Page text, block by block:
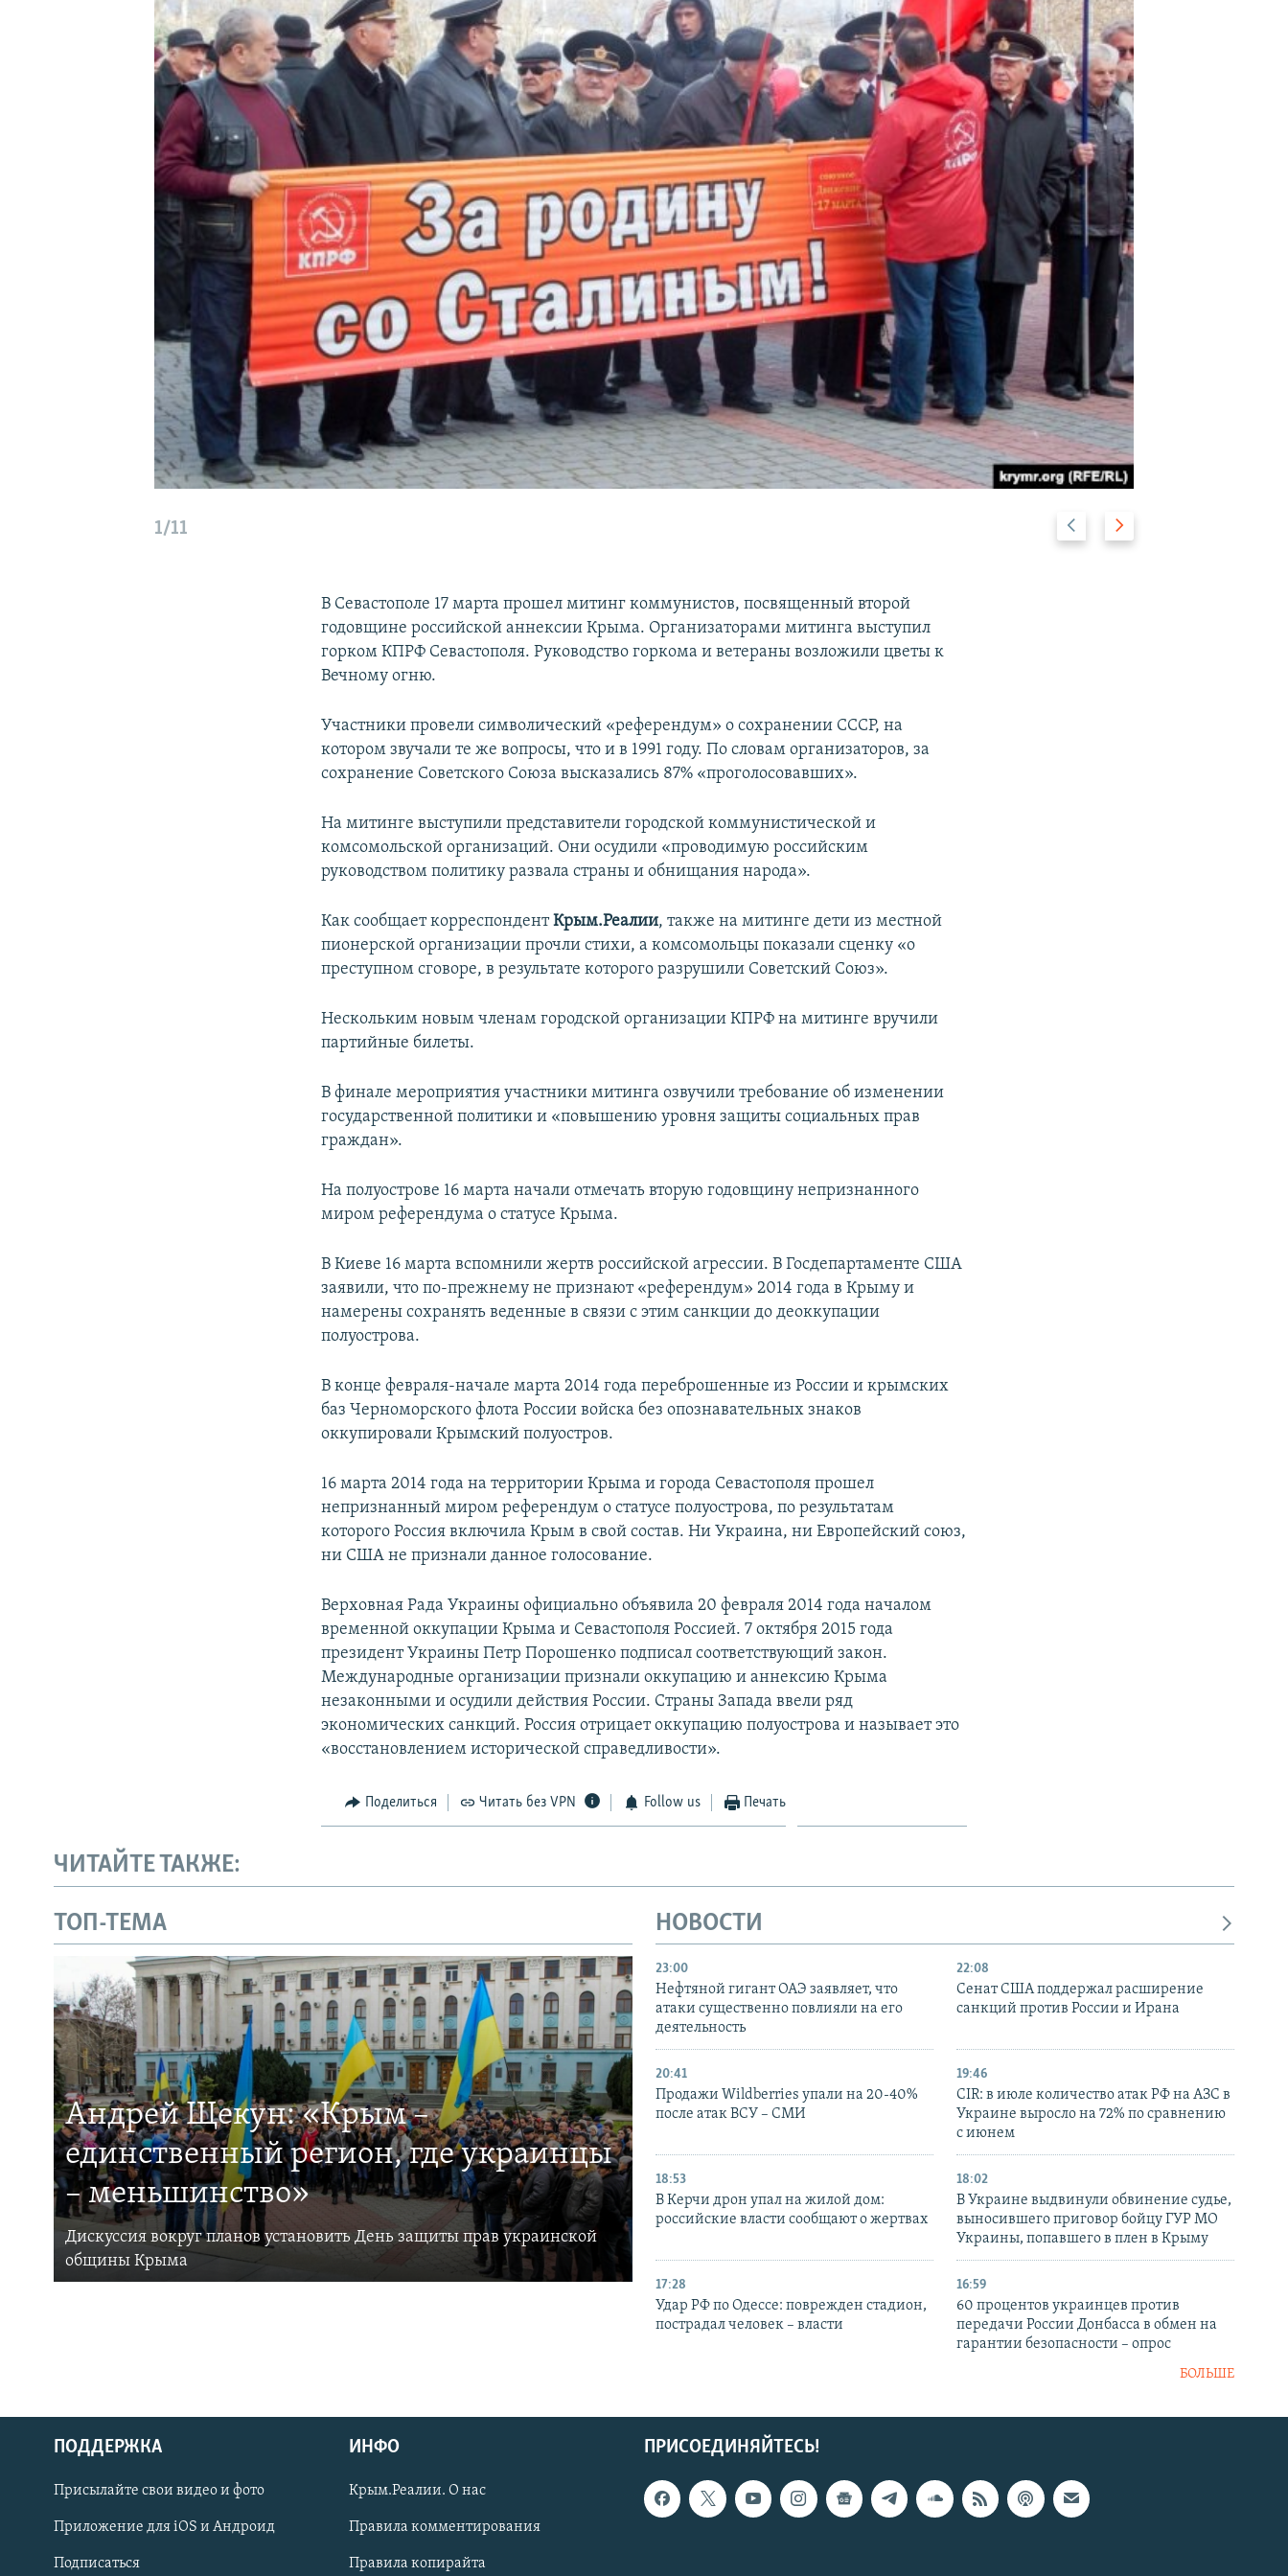
КРЫМ.НЕПОКОРЕННЫЙ
УКРАИНСКАЯ ПРОБЛЕМА КРЫМА
Українською
Qırımtatar
ПРИСОЕДИНЯЙТЕСЬ!
1/11
Предыдущий
слайд
Следующий
слайд
В Севастополе 17 марта прошел митинг коммунистов, посвященный второй
годовщине российской аннексии Крыма. Организаторами митинга выступил
горком КПРФ Севастополя. Руководство горкома и ветераны возложили цветы к
Вечному огню.
Участники провели символический «референдум» о сохранении СССР, на
котором звучали те же вопросы, что и в 1991 году. По словам организаторов, за
сохранение Советского Союза высказались 87% «проголосовавших».
На митинге выступили представители городской коммунистической и
комсомольской организаций. Они осудили «проводимую российским
руководством политику развала страны и обнищания народа».
Как сообщает корреспондентКрым.Реалии, также на митинге дети из местной
пионерской организации прочли стихи, а комсомольцы показали сценку «о
преступном сговоре, в результате которого разрушили Советский Союз».
Нескольким новым членам городской организации КПРФ на митинге вручили
партийные билеты.
В финале мероприятия участники митинга озвучили требование об изменении
государственной политики и «повышению уровня защиты социальных прав
граждан».
На полуострове 16 марта начали отмечать вторую годовщину непризнанного
миром референдума о статусе Крыма.
В Киеве 16 марта вспомнили жертв российской агрессии. В Госдепартаменте США
заявили, что по-прежнему не признают «референдум» 2014 года в Крыму и
намерены сохранять веденные в связи с этим санкции до деоккупации
полуострова.
В конце февраля-начале марта 2014 года переброшенные из России и крымских
баз Черноморского флота России войска без опознавательных знаков
оккупировали Крымский полуостров.
16 марта 2014 года на территории Крыма и города Севастополя прошел
непризнанный миром референдум о статусе полуострова, по результатам
которого Россия включила Крым в свой состав. Ни Украина, ни Европейский союз,
ни США не признали данное голосование.
Верховная Рада Украины официально объявила 20 февраля 2014 года началом
временной оккупации Крыма и Севастополя Россией. 7 октября 2015 года
президент Украины Петр Порошенко подписал соответствующий закон.
Международные организации признали оккупацию и аннексию Крыма
незаконными и осудили действия России. Страны Запада ввели ряд
экономических санкций. Россия отрицает оккупацию полуострова и называет это
«восстановлением исторической справедливости».
Поделиться Читать без VPN Follow us Печать
ЧИТАЙТЕ ТАКЖЕ:
ТОП-ТЕМА
Андрей Щекун: «Крым –
единственный регион, где украинцы
– меньшинство»
Дискуссия вокруг планов установить День защиты прав украинской
общины Крыма
НОВОСТИ
23:00
Нефтяной гигант ОАЭ заявляет, что
атаки существенно повлияли на его
деятельность
22:08
Сенат США поддержал расширение
санкций против России и Ирана
20:41
Продажи Wildberries упали на 20-40%
после атак ВСУ – СМИ
19:46
CIR: в июле количество атак РФ на АЗС в
Украине выросло на 72% по сравнению
с июнем
18:53
В Керчи дрон упал на жилой дом:
российские власти сообщают о жертвах
18:02
В Украине выдвинули обвинение судье,
выносившего приговор бойцу ГУР МО
Украины, попавшего в плен в Крыму
17:28
Удар РФ по Одессе: поврежден стадион,
пострадал человек – власти
16:59
60 процентов украинцев против
передачи России Донбасса в обмен на
гарантии безопасности – опрос
БОЛЬШЕ
ПРИСОЕДИНЯЙТЕСЬ!
ПОДДЕРЖКА
Присылайте свои видео и фото
Приложение для iOS и Андроид
Подписаться
ИНФО
Крым.Реалии. О нас
Правила комментирования
Правила копирайта